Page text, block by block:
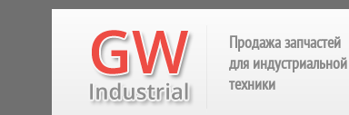
Продажа запчастей
для индустриальной
техники